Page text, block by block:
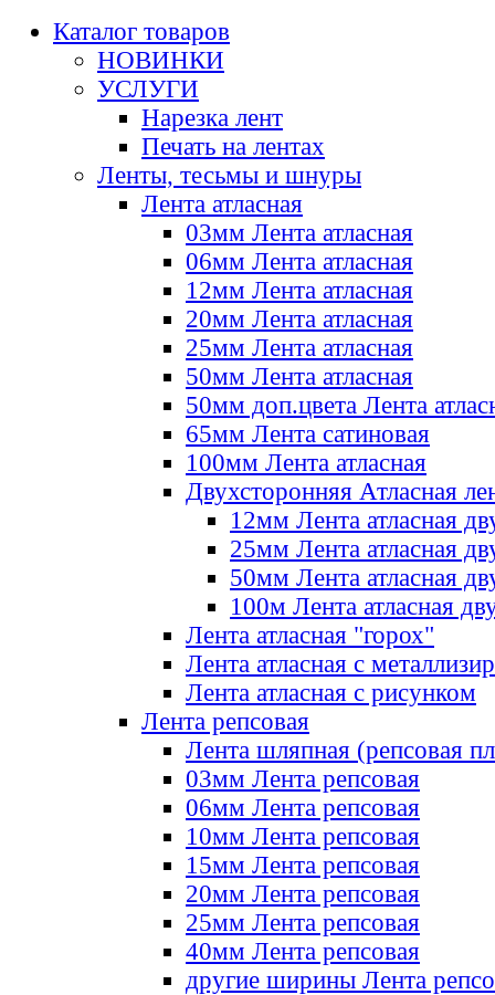
Каталог товаров
НОВИНКИ
УСЛУГИ
Нарезка лент
Печать на лентах
Ленты, тесьмы и шнуры
Лента атласная
03мм Лента атласная
06мм Лента атласная
12мм Лента атласная
20мм Лента атласная
25мм Лента атласная
50мм Лента атласная
50мм доп.цвета Лента
65мм Лента сатиновая
100мм Лента атласная
Двухсторонняя Атласная
12мм Лента атласная
25мм Лента атласная
50мм Лента атласная
100м Лента атласная
Лента атласная "горох"
Лента атласная с
Лента атласная с рисунком
Лента репсовая
Лента шляпная (репсовая
03мм Лента репсовая
06мм Лента репсовая
10мм Лента репсовая
15мм Лента репсовая
20мм Лента репсовая
25мм Лента репсовая
40мм Лента репсовая
другие ширины Лента